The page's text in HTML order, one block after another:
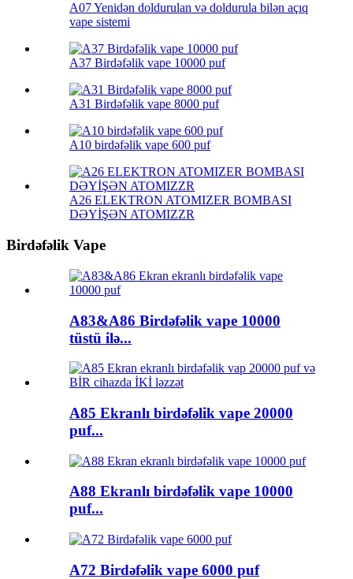
A07 Yenidən doldurulan və doldurula bilən açıq
vape sistemi
A37 Birdəfəlik vape 10000 puf
A31 Birdəfəlik vape 8000 puf
A10 birdəfəlik vape 600 puf
A26 ELEKTRON ATOMIZER BOMBASI
DƏYİŞƏN ATOMIZZR
Birdəfəlik Vape
A83&A86 Birdəfəlik vape 10000
tüstü ilə...
A85 Ekranlı birdəfəlik vape 20000
puf...
A88 Ekranlı birdəfəlik vape 10000
puf...
A72 Birdəfəlik vape 6000 puf